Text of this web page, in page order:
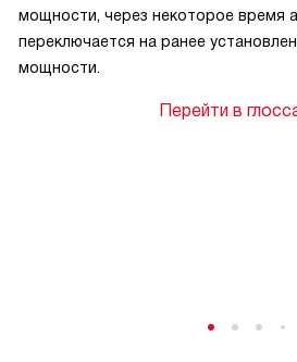
мощности, через некоторое время
переключается на ранее
мощности.
Перейти в